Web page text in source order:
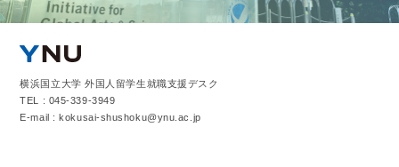
横浜国立大学 外国人留学生就職支援デスク
TEL : 045-339-3949
E-mail : kokusai-shushoku@ynu.ac.jp